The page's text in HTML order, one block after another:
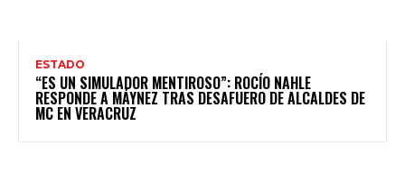
ESTADO
“ES UN SIMULADOR MENTIROSO”: ROCÍO NAHLE
RESPONDE A MÁYNEZ TRAS DESAFUERO DE ALCALDES DE
MC EN VERACRUZ